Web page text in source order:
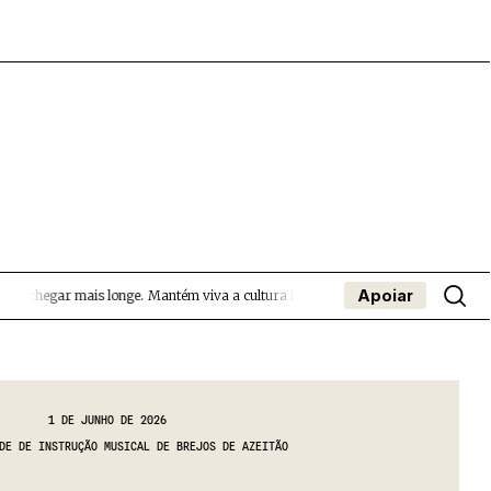
chegar mais longe. Mantém viva a cultura independente — apoia o
Apoiar
1 DE JUNHO DE 2026
DE INSTRUÇÃO MUSICAL DE BREJOS DE AZEITÃO